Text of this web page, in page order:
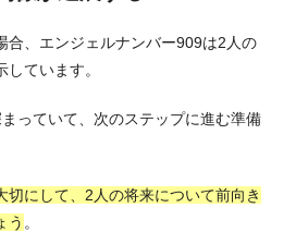
合、エンジェルナンバー909は2人の
ています。
っていて、次のステップに進む準備
切にして、2人の将来について前向き
う 。